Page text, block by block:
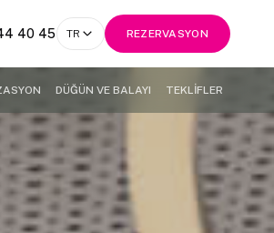
40 45 TR REZERVASYON
DÜĞÜN VE BALAYI TEKLİFLER